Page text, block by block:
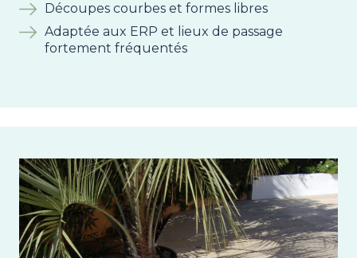
Découpes courbes et formes libres
Adaptée aux ERP et lieux de passage
fortement fréquentés
Image